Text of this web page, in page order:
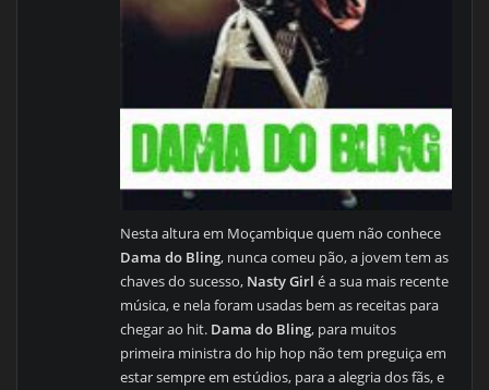
Nesta altura em Moçambique quem não conhece
Dama do Bling, nunca comeu pão, a jovem tem as
chaves do sucesso, Nasty Girl é a sua mais recente
música, e nela foram usadas bem as receitas para
chegar ao hit. Dama do Bling, para muitos
primeira ministra do hip hop não tem preguiça em
estar sempre em estúdios, para a alegria dos fãs, e